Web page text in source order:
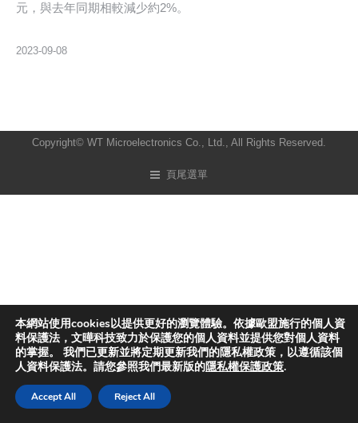
新聞中心
元，與去年同期相較減少約2%。
2023-09-08
Copyright© WT Microelectronics Co., Ltd., All Rights Reserved.
頁尾選單
本網站使用cookies以提供更好的瀏覽體驗。依據歐盟施行的個人資
料保護法，文曄科技致力於保護您的個人資料並提供您對個人資料
的掌握。 我們已更新並將定期更新我們的隱私權政策，以遵循該個
人資料保護法。請您參照我們最新版的隱私權保護政策.
Accept All Reject All